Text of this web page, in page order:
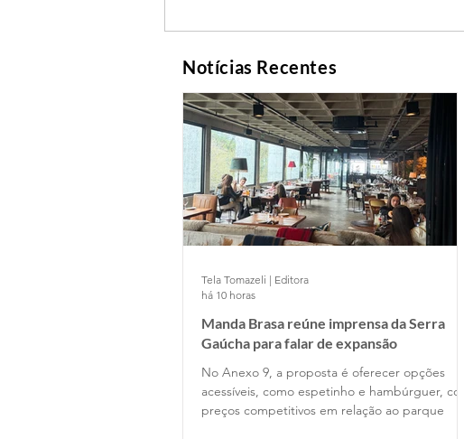
Notícias Recentes
Manda Brasa reúne imprensa da Serra
Gaúcha para falar de expansão
No Anexo 9, a proposta é oferecer opções
acessíveis, como espetinho e hambúrguer, com
preços competitivos em relação ao parque
Tela Tomazeli | Editora
há 10 horas